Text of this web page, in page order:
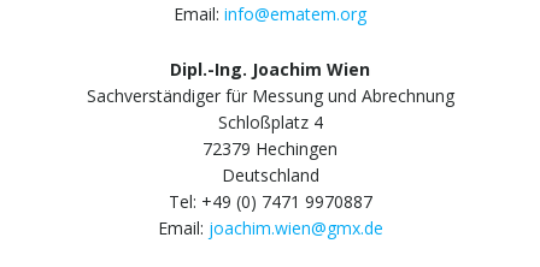
Email: info@ematem.org
Dipl.-Ing. Joachim Wien
Sachverständiger für Messung und Abrechnung
Schloßplatz 4
72379 Hechingen
Deutschland
Tel: +49 (0) 7471 9970887
Email: joachim.wien@gmx.de